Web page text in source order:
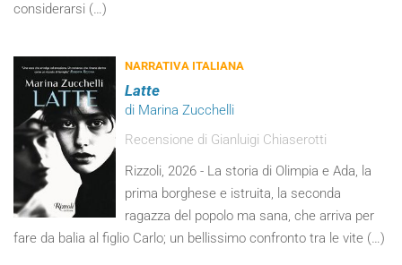
considerarsi (…)
NARRATIVA ITALIANA
Latte
di Marina Zucchelli
Recensione di Gianluigi Chiaserotti
Rizzoli, 2026 - La storia di Olimpia e Ada, la
prima borghese e istruita, la seconda
ragazza del popolo ma sana, che arriva per
fare da balia al figlio Carlo; un bellissimo confronto tra le vite (…)